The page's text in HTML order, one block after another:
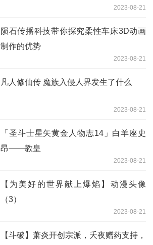
2023-08-21
陨石传播科技带你探究柔性车床3D动画
制作的优势
2023-08-21
凡人修仙传 魔族入侵人界发生了什么
2023-08-21
「圣斗士星矢黄金人物志14」白羊座史
昂——教皇
2023-08-21
【为美好的世界献上爆焰】动漫头像
（3）
2023-08-21
【斗破】萧炎开创宗派，夭夜赠药支持，